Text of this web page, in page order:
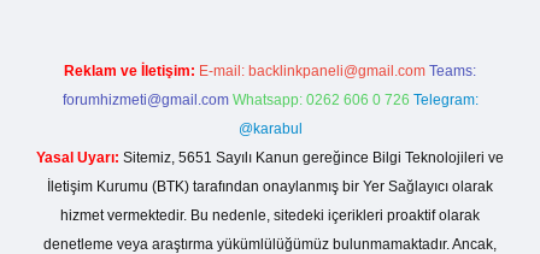
Reklam ve İletişim: E-mail: backlinkpaneli@gmail.com Teams:
forumhizmeti@gmail.com Whatsapp: 0262 606 0 726 Telegram:
@karabul
Yasal Uyarı: Sitemiz, 5651 Sayılı Kanun gereğince Bilgi Teknolojileri ve
İletişim Kurumu (BTK) tarafından onaylanmış bir Yer Sağlayıcı olarak
hizmet vermektedir. Bu nedenle, sitedeki içerikleri proaktif olarak
denetleme veya araştırma yükümlülüğümüz bulunmamaktadır. Ancak,